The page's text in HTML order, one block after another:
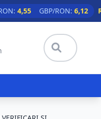
4,55 GBP/RON: 6,12